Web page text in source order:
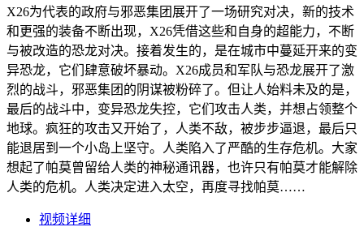
X26为代表的政府与邪恶集团展开了一场研究对决，新的技术
和更强的装备不断出现，X26凭借这些和自身的超能力，不断
与被改造的恐龙对决。接着发生的，是在城市中蔓延开来的变
异恐龙，它们肆意破坏暴动。X26成员和军队与恐龙展开了激
烈的战斗，邪恶集团的阴谋被粉碎了。但让人始料未及的是，
最后的战斗中，变异恐龙失控，它们攻击人类，并想占领整个
地球。疯狂的攻击又开始了，人类不敌，被步步逼退，最后只
能退居到一个小岛上坚守。人类陷入了严酷的生存危机。大家
想起了帕莫曾留给人类的神秘通讯器，也许只有帕莫才能解除
人类的危机。人类决定进入太空，再度寻找帕莫……
视频详细